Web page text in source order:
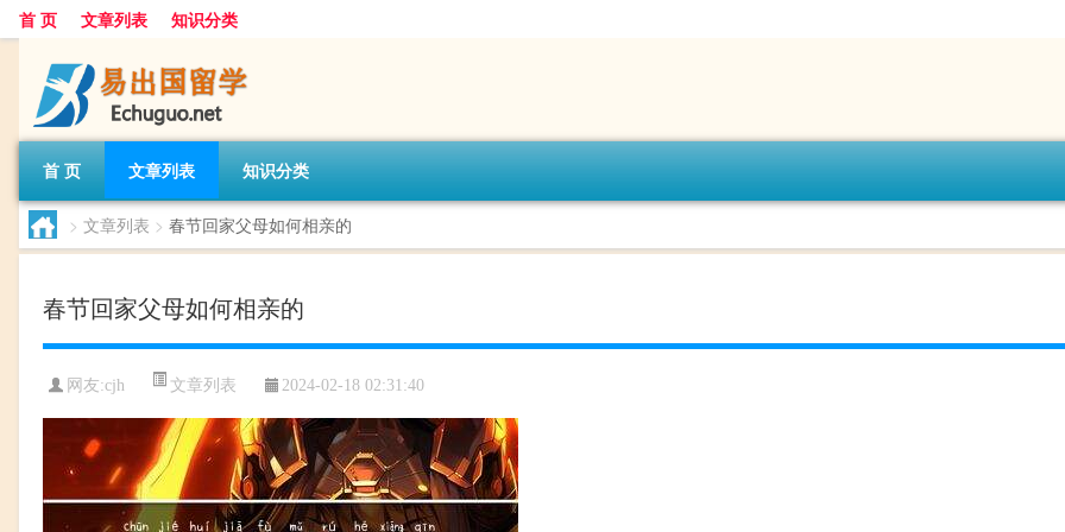
首 页 文章列表 知识分类
首 页 文章列表 知识分类
> 文章列表 > 春节回家父母如何相亲的
春节回家父母如何相亲的
网友:cjh 文章列表 2024-02-18 02:31:40